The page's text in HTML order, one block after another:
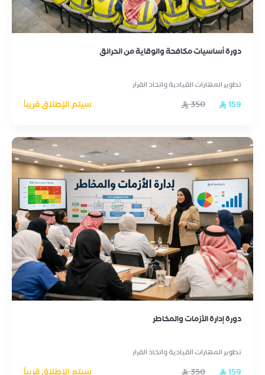
دورة أساسيات مكافحة والوقاية من الحرائق
تطوير المهارات القيادية واتخاذ القرار
159
350 سيتم الإطلاق قريباً
دورة إدارة الأزمات والمخاطر
تطوير المهارات القيادية واتخاذ القرار
159
350 سيتم الإطلاق قريباً